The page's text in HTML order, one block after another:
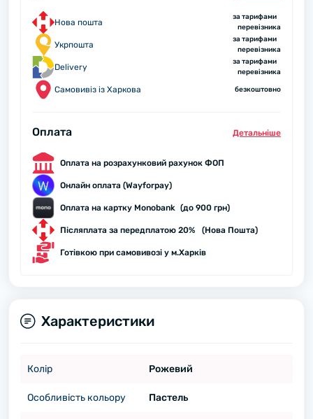
Нова пошта
за тарифами
перевізника
Укрпошта
за тарифами
перевізника
Delivery
за тарифами
перевізника
Самовивіз із Харкова безкоштовно
Оплата Детальнiше
Оплата на розрахунковий рахунок ФОП
Онлайн оплата (Wayforpay)
Оплата на картку Monobank (до 900 грн)
Післяплата за передплатою 20% (Нова Пошта)
Готівкою при самовивозі у м.Харків
Характеристики
Колір Рожевий
Особливість кольору Пастель